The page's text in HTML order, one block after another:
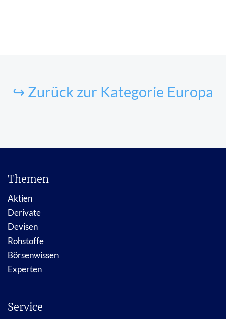
↪ Zurück zur Kategorie Europa
Themen
Aktien
Derivate
Devisen
Rohstoffe
Börsenwissen
Experten
Service